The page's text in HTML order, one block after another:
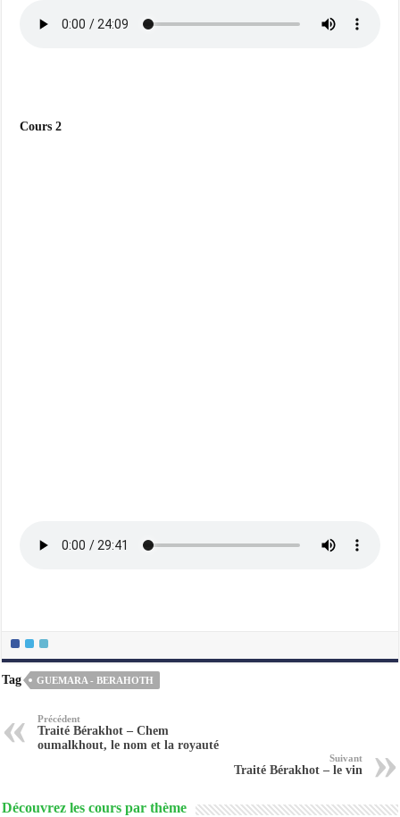
Cours 2
Tag GUEMARA - BERAHOTH
Précédent
Traité Bérakhot – Chem
oumalkhout, le nom et la royauté
Suivant
Traité Bérakhot – le vin
Découvrez les cours par thème